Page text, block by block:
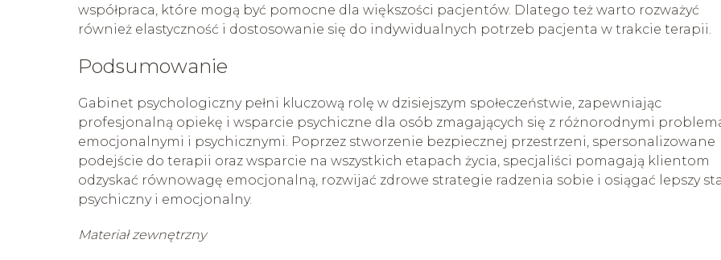
współpraca, które mogą być pomocne dla większości pacjentów. Dlatego też warto rozważyć
również elastyczność i dostosowanie się do indywidualnych potrzeb pacjenta w trakcie terapii.
Podsumowanie
Gabinet psychologiczny pełni kluczową rolę w dzisiejszym społeczeństwie, zapewniając
profesjonalną opiekę i wsparcie psychiczne dla osób zmagających się z różnorodnymi
emocjonalnymi i psychicznymi. Poprzez stworzenie bezpiecznej przestrzeni, spersonalizowane
podejście do terapii oraz wsparcie na wszystkich etapach życia, specjaliści pomagają klientom
odzyskać równowagę emocjonalną, rozwijać zdrowe strategie radzenia sobie i osiągać lepszy
psychiczny i emocjonalny.
Materiał zewnętrzny